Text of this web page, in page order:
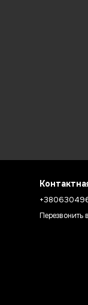
Перезвонить